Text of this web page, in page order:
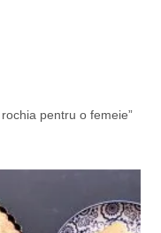
pentru o femeie”